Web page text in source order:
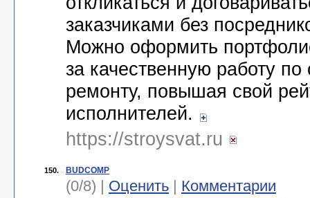
заказчиками без
Можно оформить
за качественную работу по
ремонту, повышая свой
исполнителей.
https://stroysvat.ru
150. BUDCOMP
(0/8) | Оценить | Комментарии